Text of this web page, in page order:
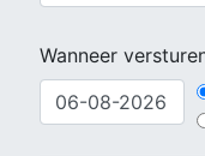
Wanneer